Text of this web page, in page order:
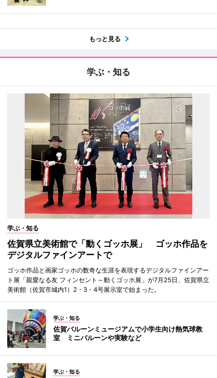
もっと見る
学ぶ・知る
学ぶ・知る
佐賀県立美術館で「動くゴッホ展」 ゴッホ作品を
デジタルファインアートで
ゴッホ作品と画家ゴッホの数奇な生涯を表現するデジタルファインアー
ト展「親愛なる友 フィンセント～動くゴッホ展」が7月25日、佐賀県立
美術館（佐賀市城内1）2・3・4号展示室で始まった。
学ぶ・知る
佐賀バルーンミュージアムで小学生向け熱気球教
室 ミニバルーンや実験など
学ぶ・知る